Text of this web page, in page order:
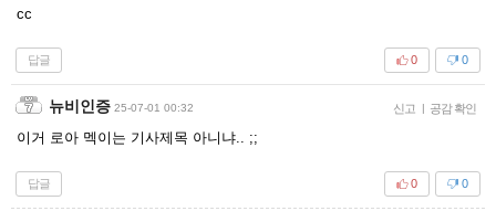
cc
답글 0
0
뉴비인증 25-07-01 00:32 신고 | 공감 확인
이거 로아 멕이는 기사제목 아니냐.. ;;
답글 0
0